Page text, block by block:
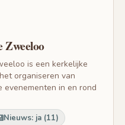
Zweeloo
is een kerkelijke
organiseren van
in en rond
Nieuws: ja (11)